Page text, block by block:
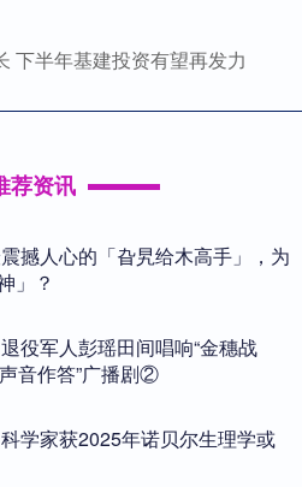
下半年基建投资有望再发力
荐资讯
撼人心的「旮旯给木高手」，为
」？
役军人彭瑶田间唱响“金穗战
声音作答”广播剧②
学家获2025年诺贝尔生理学或